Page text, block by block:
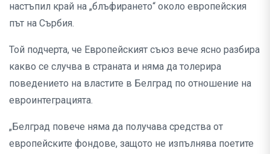
настъпил край на „блъфирането“ около европейския
път на Сърбия.
Той подчерта, че Европейският съюз вече ясно разбира
какво се случва в страната и няма да толерира
поведението на властите в Белград по отношение на
евроинтеграцията.
„Белград повече няма да получава средства от
европейските фондове, защото не изпълнява поетите